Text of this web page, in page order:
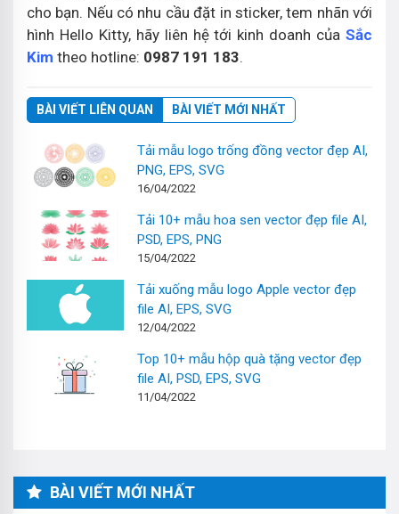
cho bạn. Nếu có nhu cầu đặt in sticker, tem nhãn với
hình Hello Kitty, hãy liên hệ tới kinh doanh của Sắc
Kim theo hotline: 0987 191 183.
BÀI VIẾT LIÊN QUAN BÀI VIẾT MỚI NHẤT
Tải mẫu logo trống đồng vector đẹp AI,
PNG, EPS, SVG
16/04/2022
Tải 10+ mẫu hoa sen vector đẹp file AI,
PSD, EPS, PNG
15/04/2022
Tải xuống mẫu logo Apple vector đẹp
file AI, EPS, SVG
12/04/2022
Top 10+ mẫu hộp quà tặng vector đẹp
file AI, PSD, EPS, SVG
11/04/2022
BÀI VIẾT MỚI NHẤT